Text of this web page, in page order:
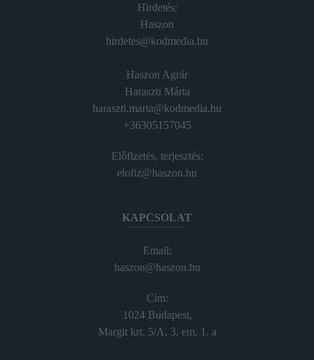
Hirdetés:
Haszon
hirdetes@kodmedia.hu
Haszon Agrár
Haraszti Márta
haraszti.marta@kodmedia.hu
+36305157045
Előfizetés, terjesztés:
elofiz@haszon.hu
KAPCSOLAT
Email:
haszon@haszon.hu
Cím:
1024 Budapest,
Margit krt. 5/A, 3. em. 1. a